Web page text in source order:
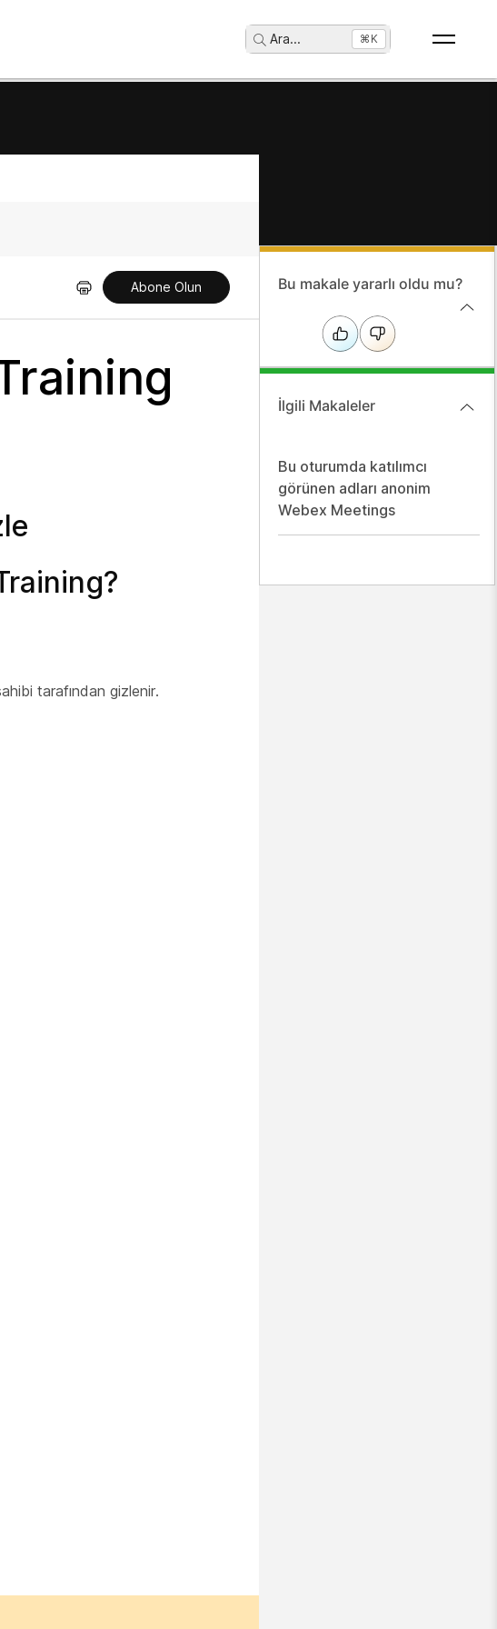
Ara... ⌘K
Abone Olun
tarafından gizlenir.
Bu makale yararlı oldu mu?
İlgili Makaleler
Bu oturumda katılımcı
görünen adları anonim
Webex Meetings